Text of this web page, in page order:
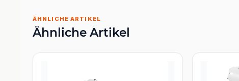
ÄHNLICHE ARTIKEL
Ähnliche Artikel